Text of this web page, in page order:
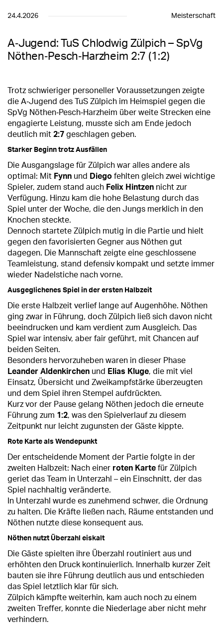
24.4.2026 Meisterschaft
A‑Jugend: TuS Chlodwig Zülpich – SpVg
Nöthen‑Pesch‑Harzheim 2:7 (1:2)
Trotz schwieriger personeller Voraussetzungen zeigte
die A‑Jugend des TuS Zülpich im Heimspiel gegen die
SpVg Nöthen‑Pesch‑Harzheim über weite Strecken eine
engagierte Leistung, musste sich am Ende jedoch
deutlich mit 2:7 geschlagen geben.
Starker Beginn trotz Ausfällen
Die Ausgangslage für Zülpich war alles andere als
optimal: Mit Fynn und Diego fehlten gleich zwei wichtige
Spieler, zudem stand auch Felix Hintzen nicht zur
Verfügung. Hinzu kam die hohe Belastung durch das
Spiel unter der Woche, die den Jungs merklich in den
Knochen steckte.
Dennoch startete Zülpich mutig in die Partie und hielt
gegen den favorisierten Gegner aus Nöthen gut
dagegen. Die Mannschaft zeigte eine geschlossene
Teamleistung, stand defensiv kompakt und setzte immer
wieder Nadelstiche nach vorne.
Ausgeglichenes Spiel in der ersten Halbzeit
Die erste Halbzeit verlief lange auf Augenhöhe. Nöthen
ging zwar in Führung, doch Zülpich ließ sich davon nicht
beeindrucken und kam verdient zum Ausgleich. Das
Spiel war intensiv, aber fair geführt, mit Chancen auf
beiden Seiten.
Besonders hervorzuheben waren in dieser Phase
Leander Aldenkirchen und Elias Kluge, die mit viel
Einsatz, Übersicht und Zweikampfstärke überzeugten
und dem Spiel ihren Stempel aufdrückten.
Kurz vor der Pause gelang Nöthen jedoch die erneute
Führung zum 1:2, was den Spielverlauf zu diesem
Zeitpunkt nur leicht zugunsten der Gäste kippte.
Rote Karte als Wendepunkt
Der entscheidende Moment der Partie folgte in der
zweiten Halbzeit: Nach einer roten Karte für Zülpich
geriet das Team in Unterzahl – ein Einschnitt, der das
Spiel nachhaltig veränderte.
In Unterzahl wurde es zunehmend schwer, die Ordnung
zu halten. Die Kräfte ließen nach, Räume entstanden und
Nöthen nutzte diese konsequent aus.
Nöthen nutzt Überzahl eiskalt
Die Gäste spielten ihre Überzahl routiniert aus und
erhöhten den Druck kontinuierlich. Innerhalb kurzer Zeit
bauten sie ihre Führung deutlich aus und entschieden
das Spiel letztlich klar für sich.
Zülpich kämpfte weiterhin, kam auch noch zu einem
zweiten Treffer, konnte die Niederlage aber nicht mehr
verhindern.